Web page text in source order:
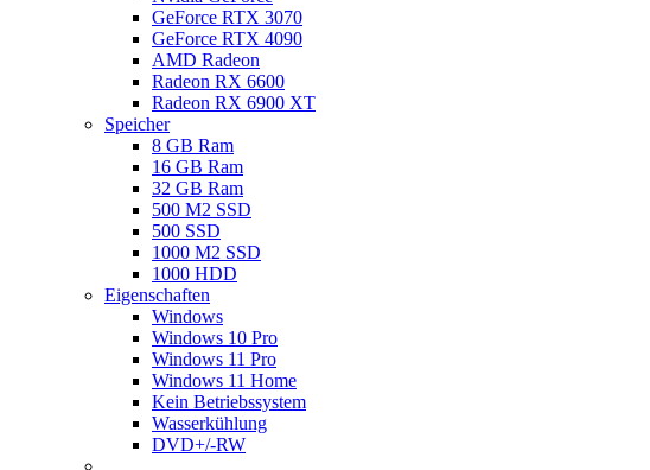
GeForce RTX 3070
GeForce RTX 4090
AMD Radeon
Radeon RX 6600
Radeon RX 6900 XT
Speicher
8 GB Ram
16 GB Ram
32 GB Ram
500 M2 SSD
500 SSD
1000 M2 SSD
1000 HDD
Eigenschaften
Windows
Windows 10 Pro
Windows 11 Pro
Windows 11 Home
Kein Betriebssystem
Wasserkühlung
DVD+/-RW